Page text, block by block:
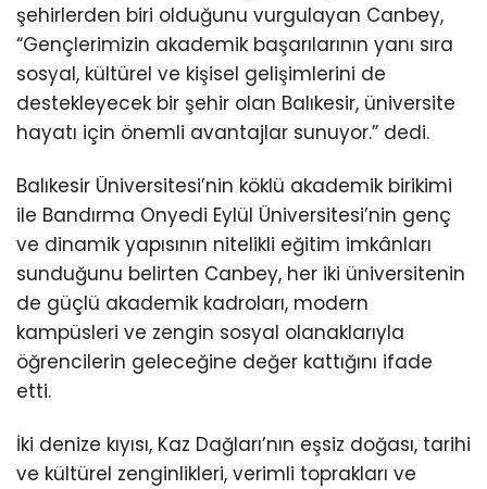
şehirlerden biri olduğunu vurgulayan Canbey,
“Gençlerimizin akademik başarılarının yanı sıra
sosyal, kültürel ve kişisel gelişimlerini de
destekleyecek bir şehir olan Balıkesir, üniversite
hayatı için önemli avantajlar sunuyor.” dedi.
Balıkesir Üniversitesi’nin köklü akademik birikimi
ile Bandırma Onyedi Eylül Üniversitesi’nin genç
ve dinamik yapısının nitelikli eğitim imkânları
sunduğunu belirten Canbey, her iki üniversitenin
de güçlü akademik kadroları, modern
kampüsleri ve zengin sosyal olanaklarıyla
öğrencilerin geleceğine değer kattığını ifade
etti.
İki denize kıyısı, Kaz Dağları’nın eşsiz doğası, tarihi
ve kültürel zenginlikleri, verimli toprakları ve